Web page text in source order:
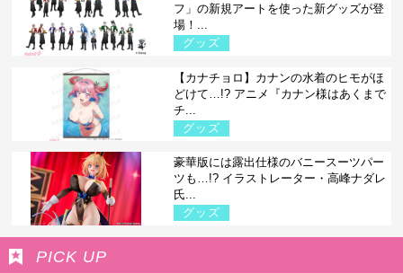
フ」の新規アートを使った新グッズが登
場！...
グッズ
【カナチョロ】カナンの水着のヒモがほ
どけて…!? アニメ『カナン様はあくまで
チ...
グッズ
豪華版には露出仕様のバニースーツパー
ツも…!? イラストレーター・高峰ナダレ
氏...
グッズ
PICK UP